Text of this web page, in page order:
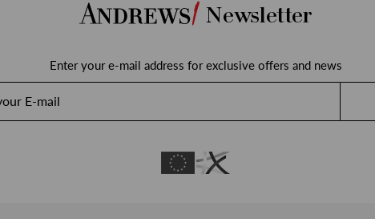
Newsletter
Enter your e-mail address for exclusive offers and news